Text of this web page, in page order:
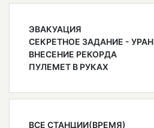
ЭВАКУАЦИЯ
СЕКРЕТНОЕ ЗАДАНИЕ - УРАН
ВНЕСЕНИЕ РЕКОРДА
ПУЛЕМЕТ В РУКАХ
ВСЕ СТАНЦИИ(ВРЕМЯ)